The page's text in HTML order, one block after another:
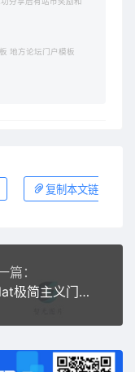
地方论坛门户模板
复制本文链接
篇：
Uflat极简主义门户phpwind模板